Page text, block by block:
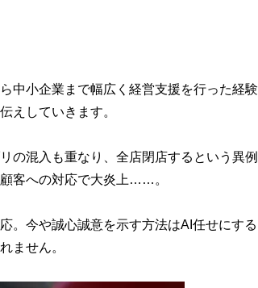
中小企業まで幅広く経営支援を行った経験
えしていきます。
の混入も重なり、全店閉店するという異例
客への対応で大炎上……。
。今や誠心誠意を示す方法はAI任せにする
ません。